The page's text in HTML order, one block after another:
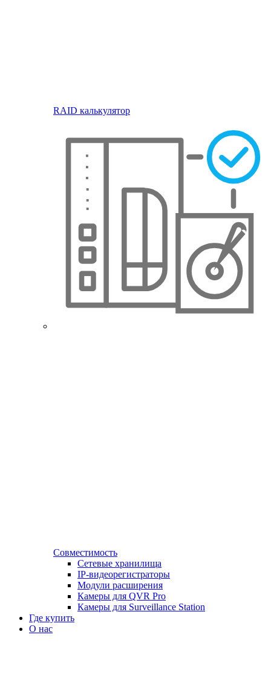
RAID калькулятор
Совместимость
Сетевые хранилища
IP-видеорегистраторы
Модули расширения
Камеры для QVR Pro
Камеры для Surveillance Station
Где купить
О нас